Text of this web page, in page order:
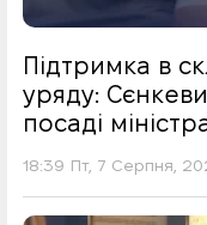
Підтримка в
уряду:
посаді
18:39 Пт, 7 Серпня,